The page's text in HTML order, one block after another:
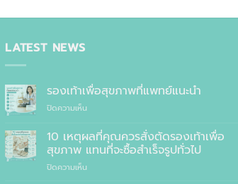
LATEST NEWS
รองเท้าเพื่อสุขภาพที่แพทย์แนะนำ
ปิดความเห็นบน
เพื่อ
สุขภาพ
ที่
แพทย์
10 เหตุผลที่คุณควรสั่งตัดรองเท้าเพื่อ
สุขภาพ แทนที่จะซื้อสำเร็จรูปทั่วไป
ปิดความเห็นบน